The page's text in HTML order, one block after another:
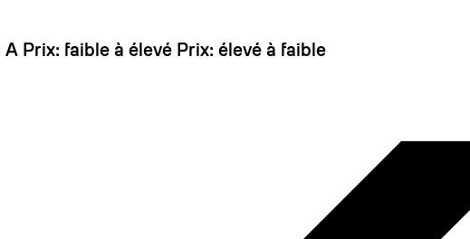
A Prix: faible à élevé Prix: élevé à faible